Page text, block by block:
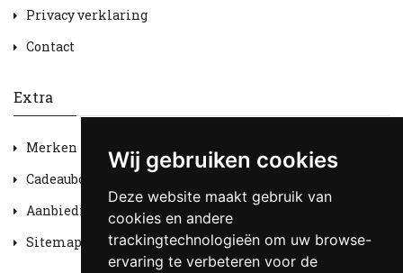
Wij gebruiken cookies
Deze website maakt gebruik van
cookies en andere
trackingtechnologieën om uw browse-
ervaring te verbeteren voor de
Privacy verklaring
Contact
Extra
Merken
Cadeaubon
Aanbiedingen
Sitemap